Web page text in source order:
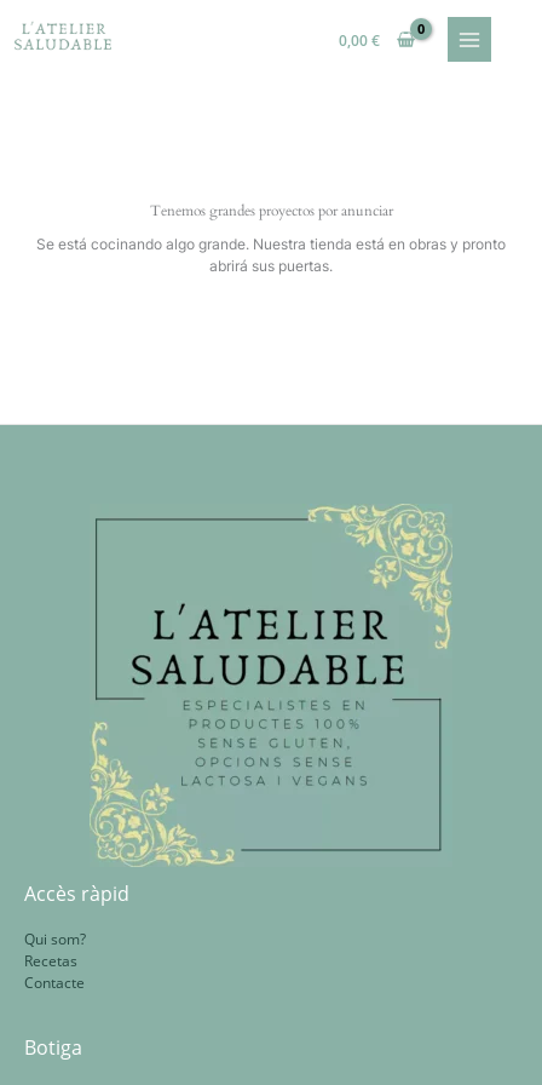
contenido
0,00€
Tenemos grandes proyectos por anunciar
Se está cocinando algo grande. Nuestra tienda está en obras y pronto
abrirá sus puertas.
Accès ràpid
Qui som?
Recetas
Contacte
Botiga